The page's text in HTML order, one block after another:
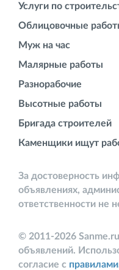
Услуги по
Облицовочные
Муж на час
Малярные работы
Разнорабочие
Высотные работы
Бригада строителей
Каменщики ищут
За достоверность
объявлениях,
ответственности не
© 2011-2026
объявлений.
согласие с правилами